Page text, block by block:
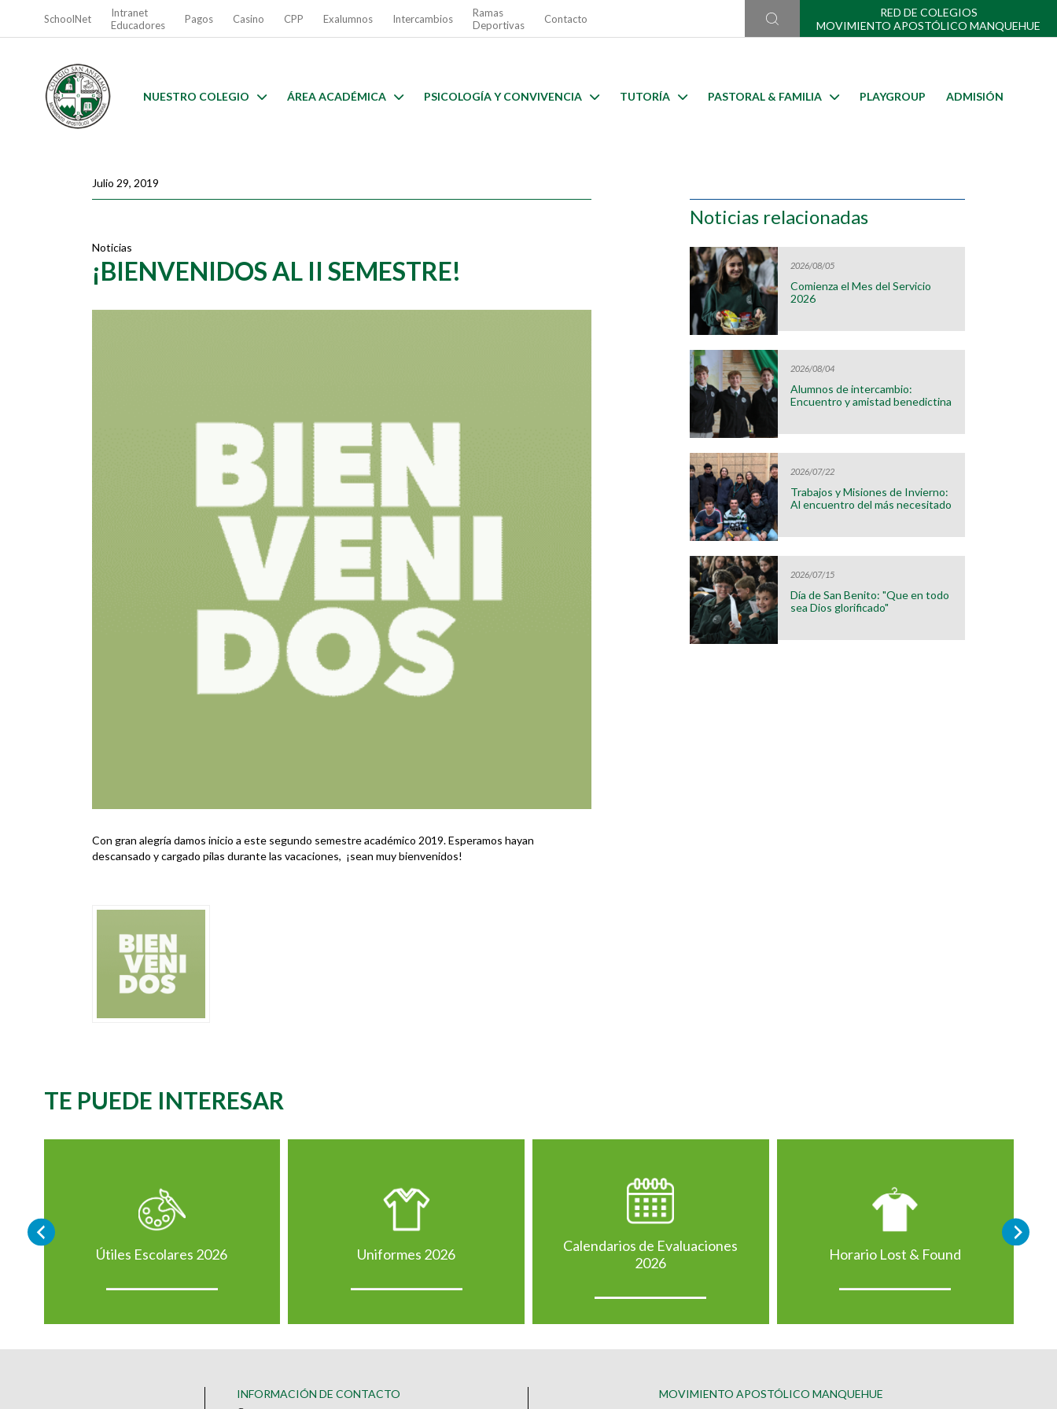
SchoolNet
Intranet
Educadores
Pagos Casino CPP Exalumnos Intercambios
Ramas
Deportivas
Contacto
RED DE COLEGIOS
MOVIMIENTO APOSTÓLICO MANQUEHUE
NUESTRO COLEGIO ÁREA ACADÉMICA PSICOLOGÍA Y CONVIVENCIA TUTORÍA PASTORAL & FAMILIA PLAYGROUP ADMISIÓN
Julio 29, 2019
Noticias
¡BIENVENIDOS AL II SEMESTRE!
Con gran alegría damos inicio a este segundo semestre académico 2019. Esperamos hayan
descansado y cargado pilas durante las vacaciones, ¡sean muy bienvenidos!
Noticias relacionadas
2026/08/05
Comienza el Mes del Servicio
2026
2026/08/04
Alumnos de intercambio:
Encuentro y amistad benedictina
2026/07/22
Trabajos y Misiones de Invierno:
Al encuentro del más necesitado
2026/07/15
Día de San Benito: "Que en todo
sea Dios glorificado"
TE PUEDE INTERESAR
Útiles Escolares 2026 Uniformes 2026
Calendarios de Evaluaciones
2026
Horario Lost & Found
INFORMACIÓN DE CONTACTO
MOVIMIENTO APOSTÓLICO MANQUEHUE